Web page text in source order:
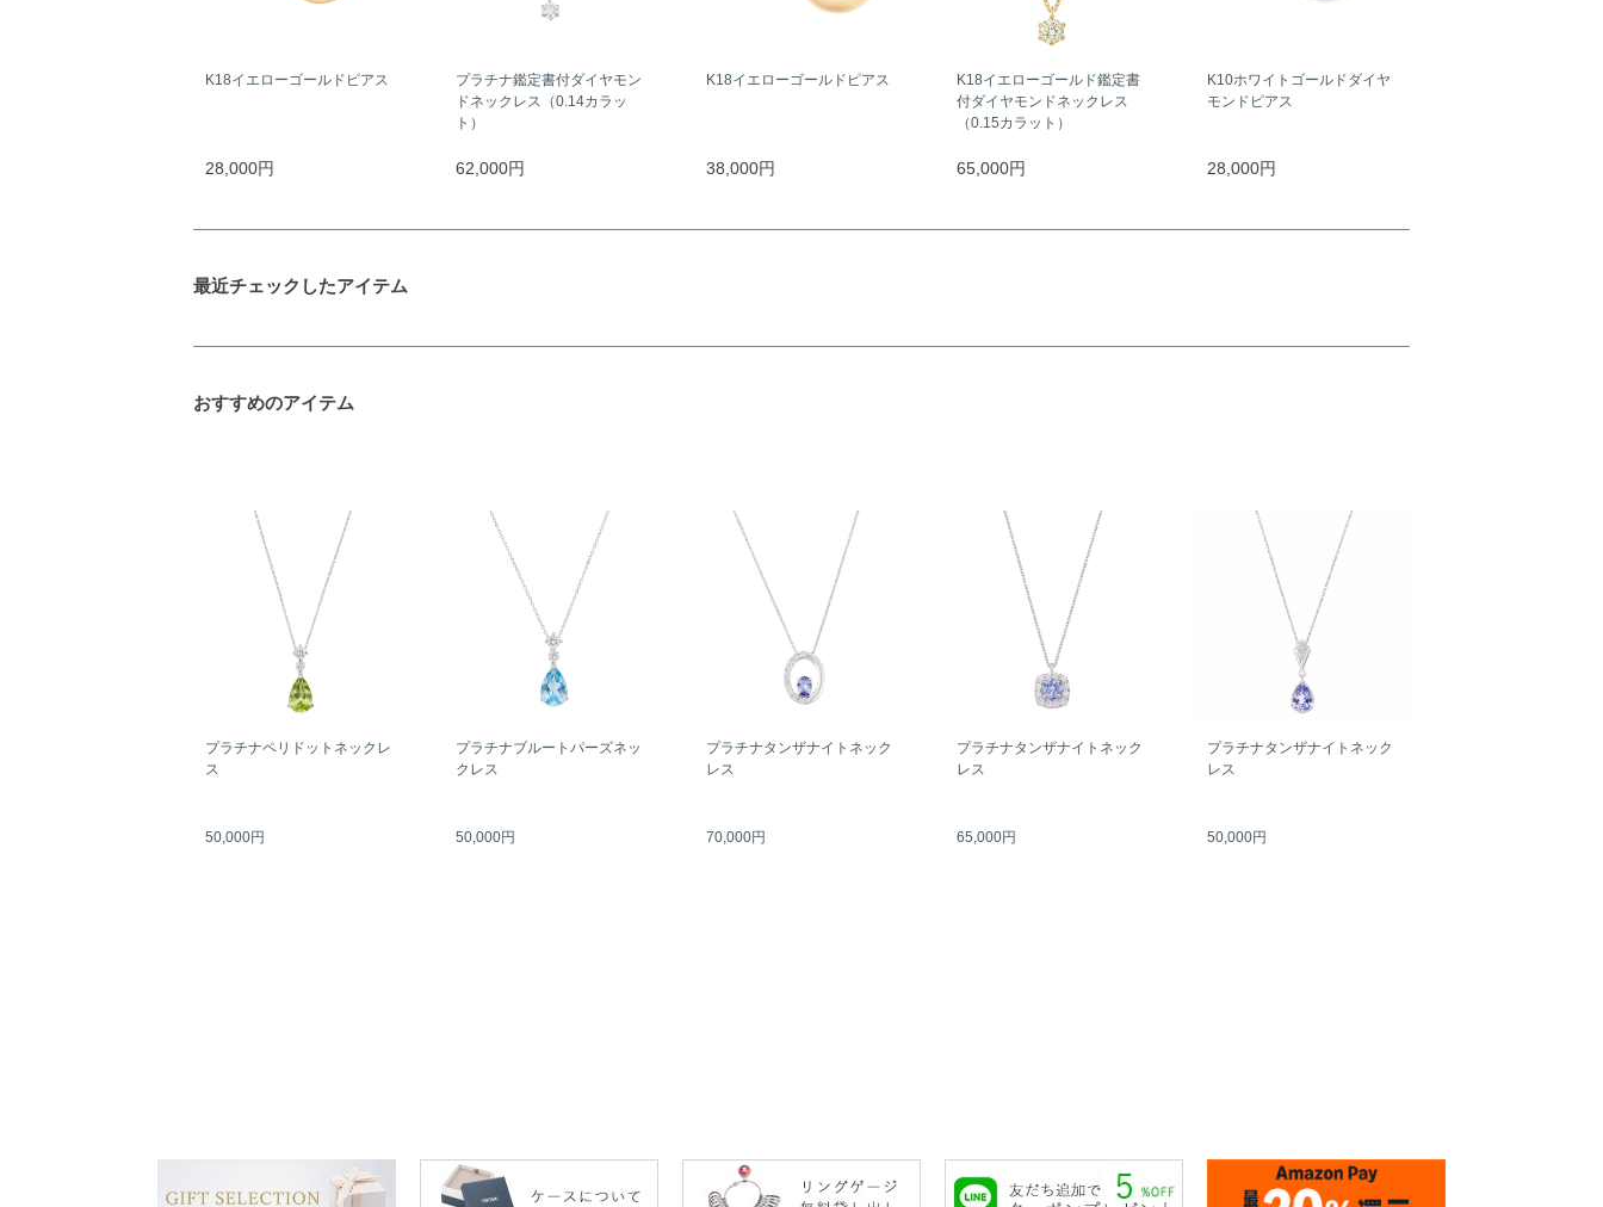
K18イエローゴールドピアス
28,000円
プラチナ鑑定書付ダイヤモン
ドネックレス（0.14カラッ
ト）
62,000円
K18イエローゴールドピアス
38,000円
K18イエローゴールド鑑定書
付ダイヤモンドネックレス
（0.15カラット）
65,000円
K10ホワイトゴールドダイヤ
モンドピアス
28,000円
最近チェックしたアイテム
おすすめのアイテム
プラチナペリドットネックレ
ス
50,000円
プラチナブルートパーズネッ
クレス
50,000円
プラチナタンザナイトネック
レス
70,000円
プラチナタンザナイトネック
レス
65,000円
プラチナタンザナイトネック
レス
50,000円